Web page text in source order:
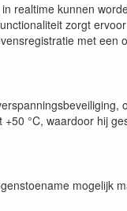
realtime kunnen
zorgt
met een
°C, waardoor hij
mogelijk